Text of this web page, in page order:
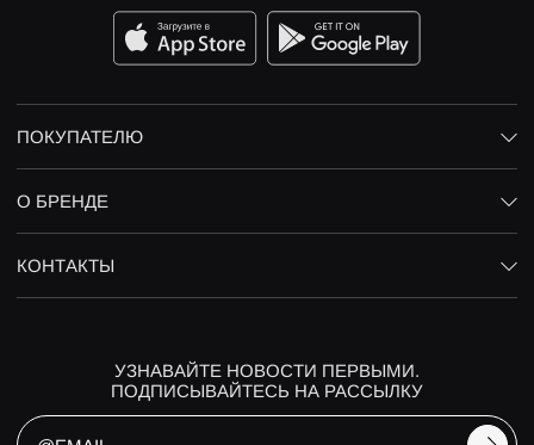
ПОКУПАТЕЛЮ
О БРЕНДЕ
КОНТАКТЫ
УЗНАВАЙТЕ НОВОСТИ ПЕРВЫМИ.
ПОДПИСЫВАЙТЕСЬ НА РАССЫЛКУ